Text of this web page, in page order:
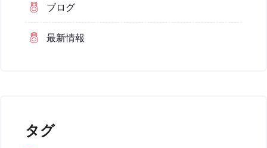
ブログ
最新情報
タグ